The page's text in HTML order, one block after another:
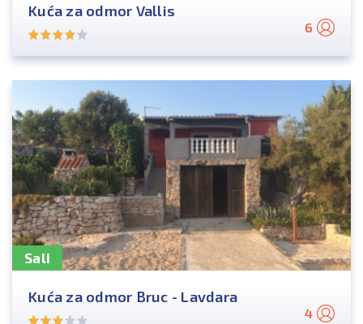
Kuća za odmor Vallis
6
Sali
Kuća za odmor Bruc - Lavdara
4